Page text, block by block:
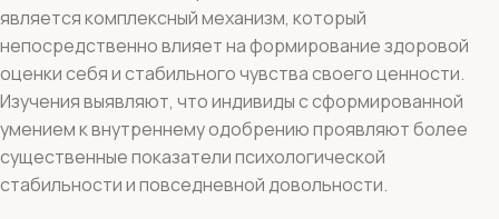
является комплексный механизм, который
непосредственно влияет на формирование здоровой
оценки себя и стабильного чувства своего ценности.
Изучения выявляют, что индивиды с сформированной
умением к внутреннему одобрению проявляют более
существенные показатели психологической
стабильности и повседневной довольности.